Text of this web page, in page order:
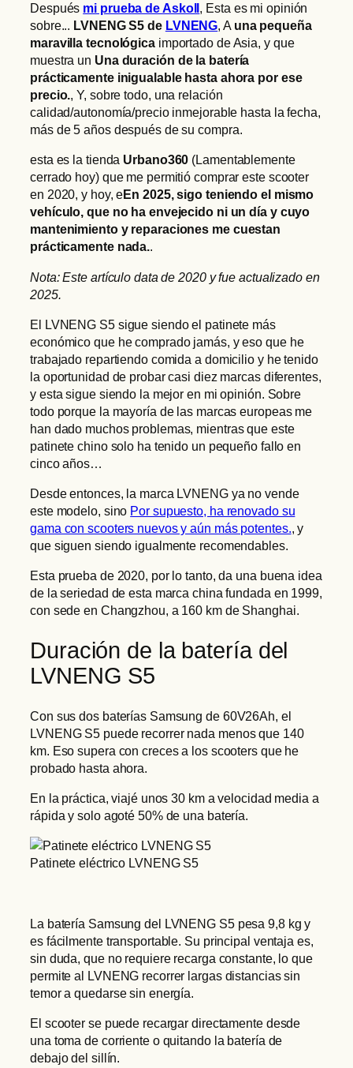
Después mi prueba de Askoll, Esta es mi opinión
sobre... LVNENG S5 de LVNENG, A una pequeña
maravilla tecnológicaimportado de Asia, y que
muestra un Una duración de la batería
prácticamente inigualable hasta ahora por ese
precio., Y, sobre todo, una relación
calidad/autonomía/precio inmejorable hasta la fecha,
más de 5 años después de su compra.
esta es la tienda Urbano360 (Lamentablemente
cerrado hoy) que me permitió comprar este scooter
en 2020, y hoy, eEn 2025, sigo teniendo el mismo
vehículo, que no ha envejecido ni un día y cuyo
mantenimiento y reparaciones me cuestan
prácticamente nada..
Nota: Este artículo data de 2020 y fue actualizado en
2025.
El LVNENG S5 sigue siendo el patinete más
económico que he comprado jamás, y eso que he
trabajado repartiendo comida a domicilio y he tenido
la oportunidad de probar casi diez marcas diferentes,
y esta sigue siendo la mejor en mi opinión. Sobre
todo porque la mayoría de las marcas europeas me
han dado muchos problemas, mientras que este
patinete chino solo ha tenido un pequeño fallo en
cinco años…
Desde entonces, la marca LVNENG ya no vende
este modelo, sino Por supuesto, ha renovado su
gama con scooters nuevos y aún más potentes., y
que siguen siendo igualmente recomendables.
Esta prueba de 2020, por lo tanto, da una buena idea
de la seriedad de esta marca china fundada en 1999,
con sede en Changzhou, a 160 km de Shanghai.
Duración de la batería del
LVNENG S5
Con sus dos baterías Samsung de 60V26Ah, el
LVNENG S5 puede recorrer nada menos que 140
km. Eso supera con creces a los scooters que he
probado hasta ahora.
En la práctica, viajé unos 30 km a velocidad media a
rápida y solo agoté 50% de una batería.
Patinete eléctrico LVNENG S5
La batería Samsung del LVNENG S5 pesa 9,8 kg y
es fácilmente transportable. Su principal ventaja es,
sin duda, que no requiere recarga constante, lo que
permite al LVNENG recorrer largas distancias sin
temor a quedarse sin energía.
El scooter se puede recargar directamente desde
una toma de corriente o quitando la batería de
debajo del sillín.